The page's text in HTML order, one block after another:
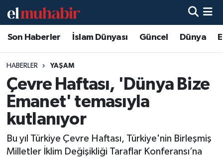
Son Haberler İslam Dünyası Güncel Dünya
HABERLER YAŞAM
Çevre Haftası, 'Dünya Bize
Emanet' temasıyla
kutlanıyor
Bu yıl Türkiye Çevre Haftası, Türkiye'nin Birleşmiş
Milletler İklim Değişikliği Taraflar Konferansı’na
Hava Durumu
Trafik Durumu
Süper Lig Puan Durumu ve Fikstür
Tüm Manşetler
Son Dakika Haberleri